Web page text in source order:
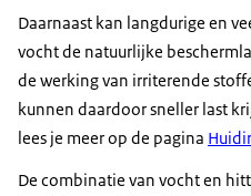
Daarnaast kan langdurige en
vocht de natuurlijke
de werking van irriterende
kunnen daardoor sneller last
lees je meer op de pagina
De combinatie van vocht en